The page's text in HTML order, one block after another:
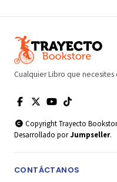
Cualquier Libro que necesites
Copyright Trayecto
Desarrollado porJumpseller.
CONTÁCTANOS